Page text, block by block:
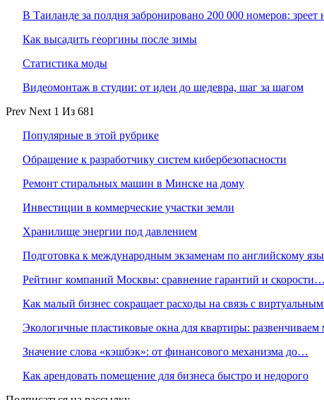
В Таиланде за полдня забронировано 200 000 номеров:
Как высадить георгины после зимы
Статистика моды
Видеомонтаж в студии: от идеи до шедевра, шаг за шагом
Prev Next 1 Из 681
Популярные в этой рубрике
Обращение к разработчику систем кибербезопасности
Ремонт стиральных машин в Минске на дому
Инвестиции в коммерческие участки земли
Хранилище энергии под давлением
Подготовка к международным экзаменам по английскому
Рейтинг компаний Москвы: сравнение гарантий и скорости…
Как малый бизнес сокращает расходы на связь с
Экологичные пластиковые окна для квартиры:
Значение слова «кэшбэк»: от финансового механизма до…
Как арендовать помещение для бизнеса быстро и недорого